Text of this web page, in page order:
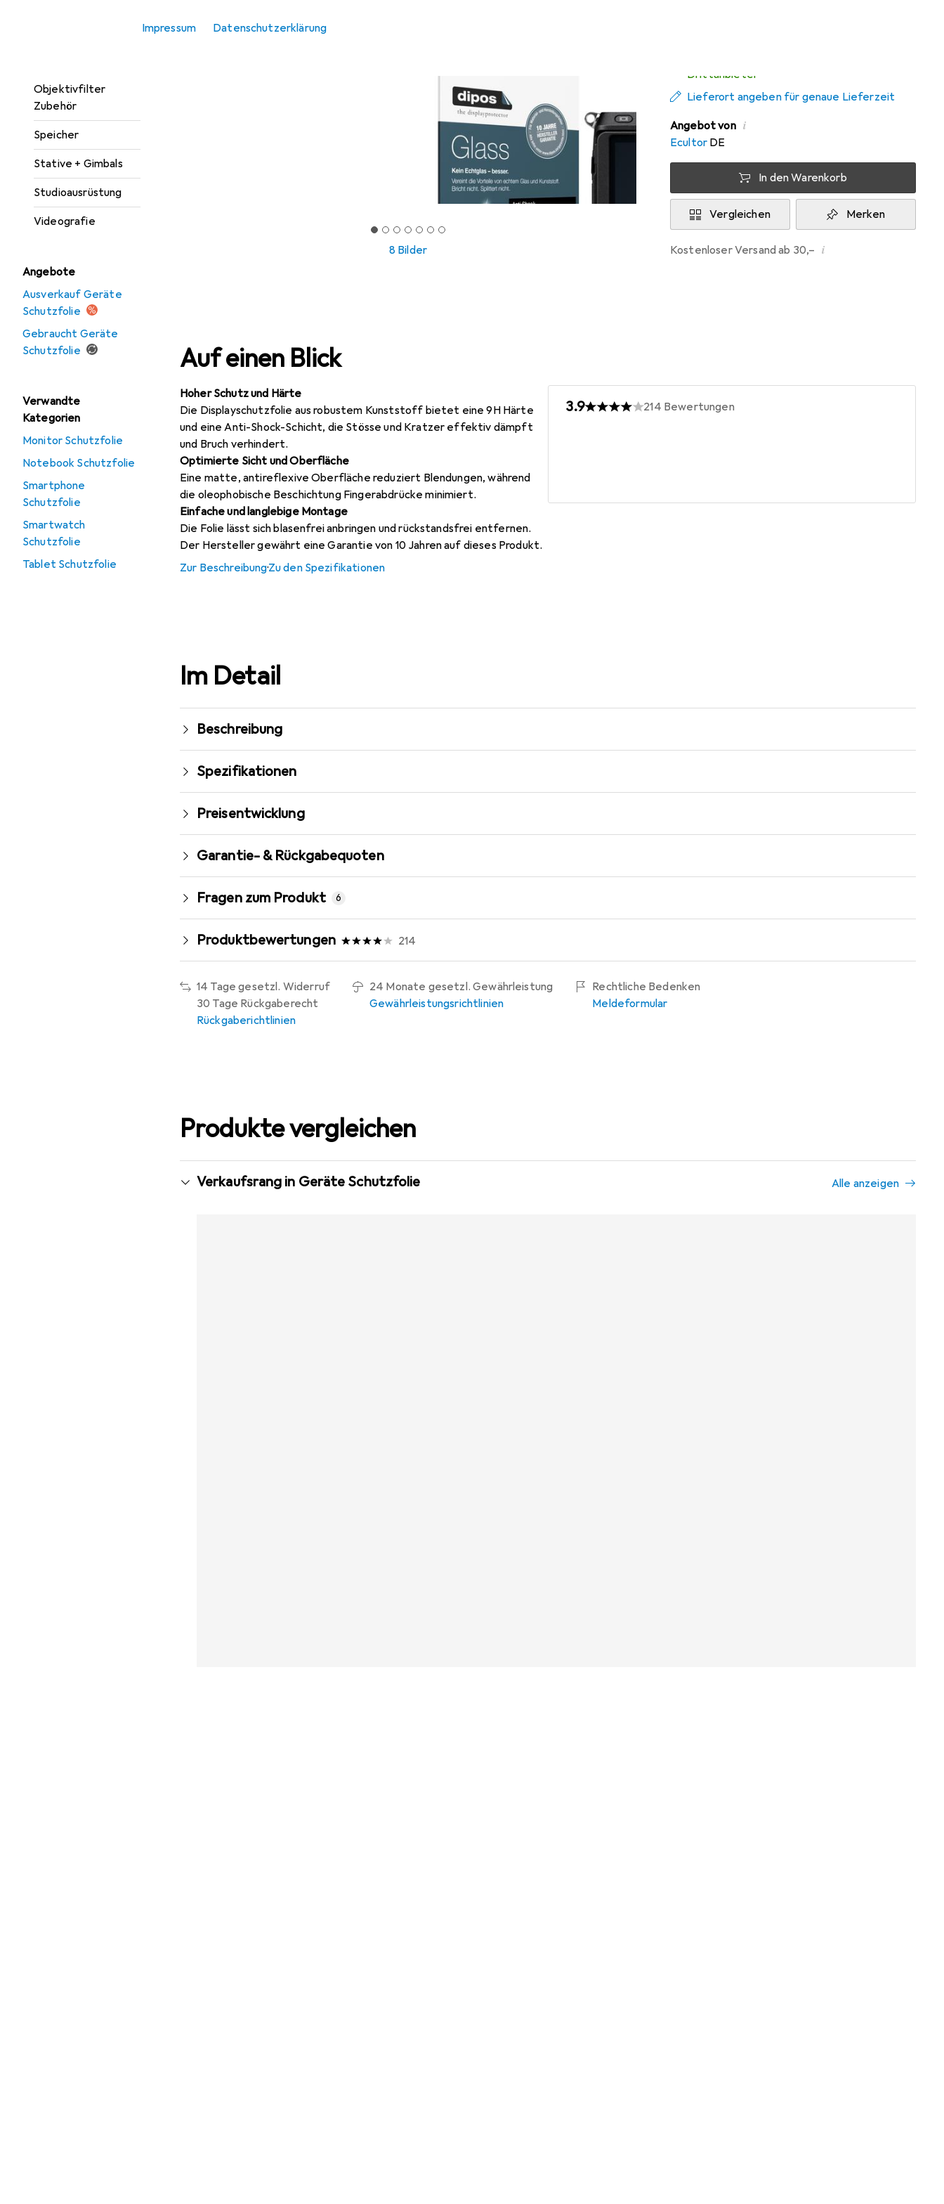
Impressum Datenschutzerklärung
Objektivfilter
Zubehör
Speicher
Stative + Gimbals
Studioausrüstung
Videografie
Angebote
Ausverkauf Geräte
Schutzfolie
Gebraucht Geräte
Schutzfolie
Verwandte
Kategorien
Monitor Schutzfolie
Notebook Schutzfolie
Smartphone
Schutzfolie
Smartwatch
Schutzfolie
Tablet Schutzfolie
8 Bilder
Drittanbieter
Lieferort angeben für genaue Lieferzeit
Angebot von i
Ecultor DE
In den Warenkorb
Vergleichen Merken
Kostenloser Versand ab 30,– i
Auf einen Blick
Hoher Schutz und Härte
Die Displayschutzfolie aus robustem Kunststoff bietet eine 9H Härte
und eine Anti-Shock-Schicht, die Stösse und Kratzer effektiv dämpft
und Bruch verhindert.
Optimierte Sicht und Oberfläche
Eine matte, antireflexive Oberfläche reduziert Blendungen, während
die oleophobische Beschichtung Fingerabdrücke minimiert.
Einfache und langlebige Montage
Die Folie lässt sich blasenfrei anbringen und rückstandsfrei entfernen.
Der Hersteller gewährt eine Garantie von 10 Jahren auf dieses Produkt.
Zur Beschreibung·Zu den Spezifikationen
3.9 214 Bewertungen
Im Detail
Beschreibung
Spezifikationen
Preisentwicklung
Garantie- & Rückgabequoten
Fragen zum Produkt 6
Produktbewertungen 214
14 Tage gesetzl. Widerruf
30 Tage Rückgaberecht
Rückgaberichtlinien
24 Monate gesetzl. Gewährleistung
Gewährleistungsrichtlinien
Rechtliche Bedenken
Meldeformular
Produkte vergleichen
Verkaufsrang in Geräte Schutzfolie Alle anzeigen